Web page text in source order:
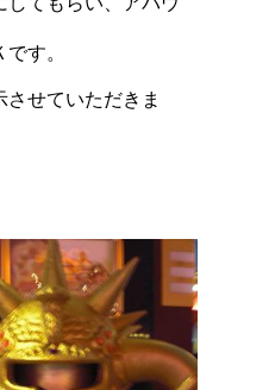
す。
せていただきま